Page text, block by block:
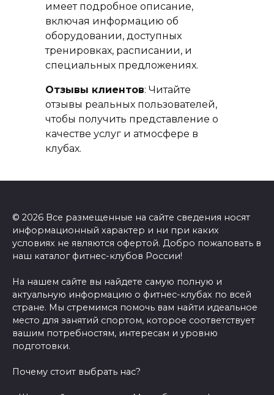
имеет подробное описание,
включая информацию об
оборудовании, доступных
тренировках, расписании, и
специальных предложениях.
Отзывы клиентов: Читайте
отзывы реальных пользователей,
чтобы получить представление о
качестве услуг и атмосфере в
клубах.
© 2026 Все размещенные на сайте сведения носят
информационный характер и ни при каких
условиях не являются офертой. Добро пожаловать в
наш каталог фитнес-клубов России!
На нашем сайте вы найдете самую полную и
актуальную информацию о фитнес-клубах по всей
стране. Мы стремимся помочь вам найти идеальное
место для занятий спортом, которое соответствует
вашим потребностям, интересам и уровню
подготовки.
Почему стоит выбрать нас?